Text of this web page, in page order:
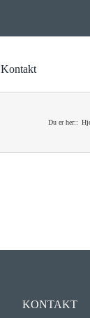
Kontakt
Du er her::
KONTAKT